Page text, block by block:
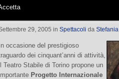
si parte con Romeo&Giulietta
29, 2005 in Spettacoli da
In occasione del prestigioso
dei cinquant’anni di attività,
Teatro Stabile di Torino propone un
Progetto Internazionale